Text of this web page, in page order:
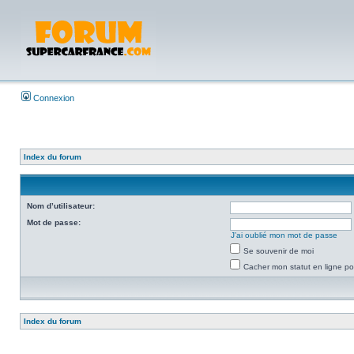
Connexion
Index du forum
Nom d’utilisateur:
Mot de passe:
J’ai oublié mon mot de passe
Se souvenir de moi
Cacher mon statut en ligne
Index du forum